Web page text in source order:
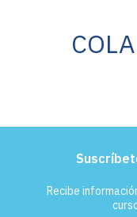
Recibe